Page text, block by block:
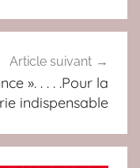
Article suivant
». . . . .Pour la
indispensable